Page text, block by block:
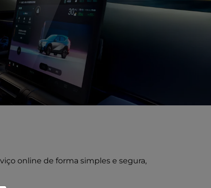
online de forma simples e segura,